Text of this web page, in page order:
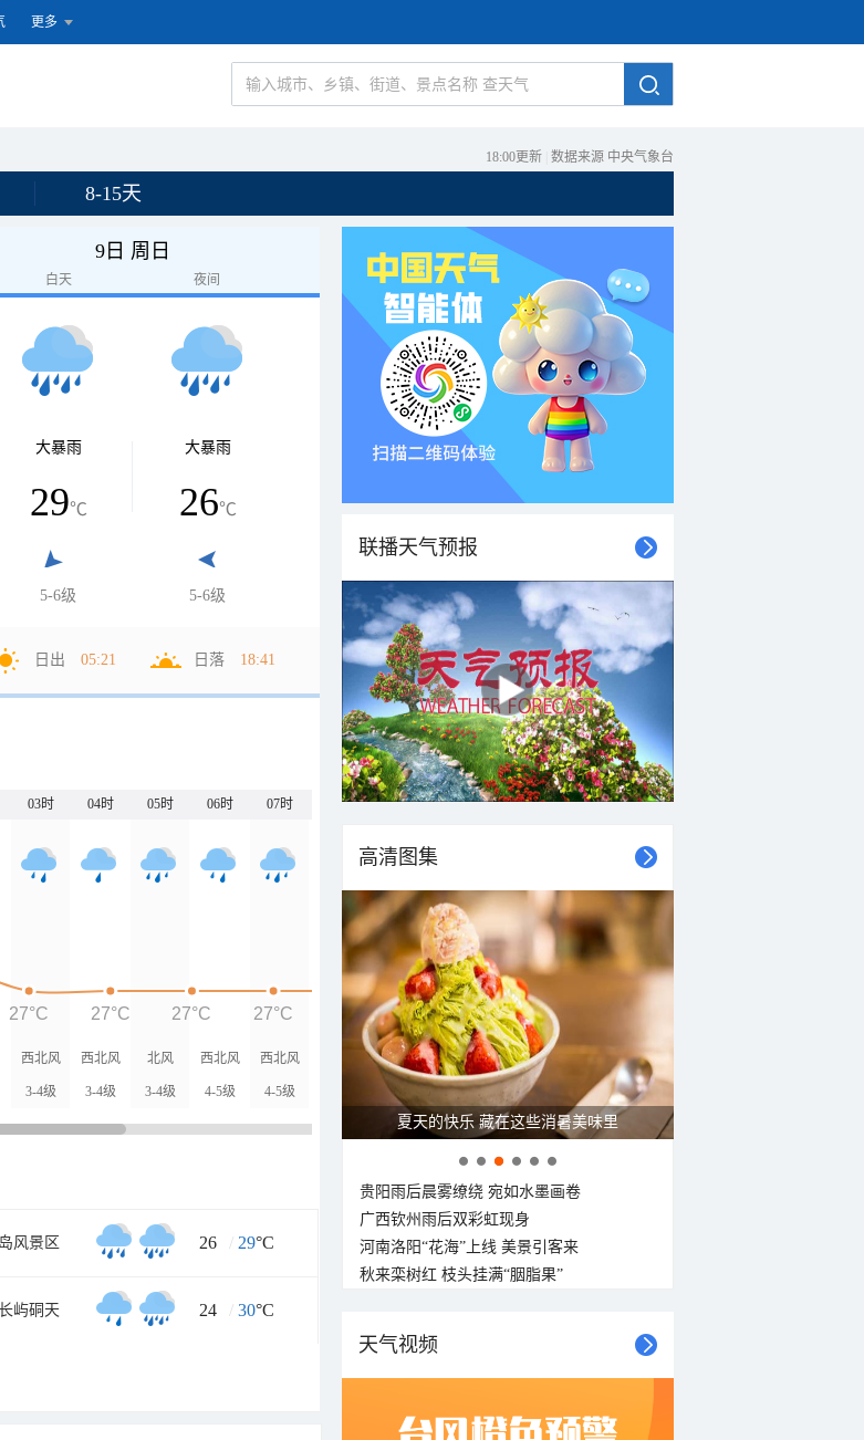
更多
18:00更新 数据来源 中央气象台
8-15天
9日 周日
白天 夜间
大暴雨
29℃
5-6级
大暴雨
26℃
5-6级
日出 05:21 日落 18:41
03时 04时 05时 06时 07时
西北风
3-4级
西北风
3-4级
北风
3-4级
西北风
4-5级
西北风
4-5级
27°C
27°C 27°C 27°C 27°C 27°C 27°C
风景区 26 / 29°C
屿硐天 24 / 30°C
联播天气预报
高清图集
夏天的快乐 藏在这些消暑美味里
贵阳雨后晨雾缭绕 宛如水墨画卷
广西钦州雨后双彩虹现身
河南洛阳“花海”上线 美景引客来
秋来栾树红 枝头挂满“胭脂果”
天气视频